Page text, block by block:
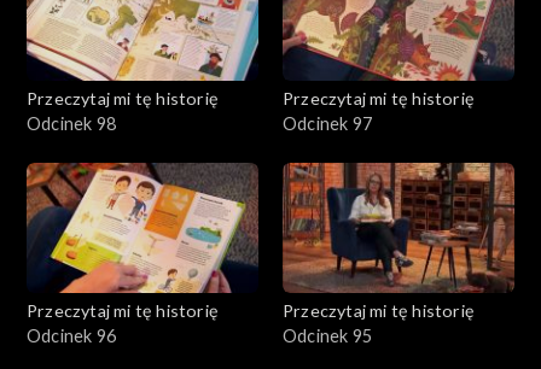
Przeczytaj mi tę historię
Odcinek 98
Przeczytaj mi tę historię
Odcinek 97
Przeczytaj mi tę historię
Odcinek 96
Przeczytaj mi tę historię
Odcinek 95